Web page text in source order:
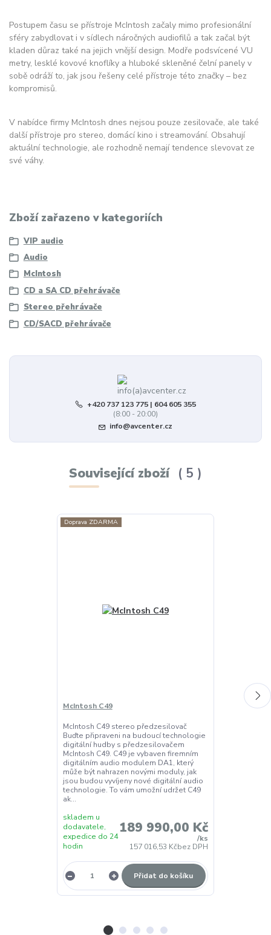
Postupem času se přístroje McIntosh začaly mimo profesionální
sféry zabydlovat i v sídlech náročných audiofilů a tak začal být
kladen důraz také na jejich vnější design. Modře podsvícené VU
metry, lesklé kovové knoflíky a hluboké skleněné čelní panely v
sobě odráží to, jak jsou řešeny celé přístroje této značky – bez
kompromisů.
V nabídce firmy McIntosh dnes nejsou pouze zesilovače, ale také
další přístroje pro stereo, domácí kino i streamování. Obsahují
aktuální technologie, ale rozhodně nemají tendence slevovat ze
své váhy.
Zboží zařazeno v kategoriích
VIP audio
Audio
McIntosh
CD a SA CD přehrávače
Stereo přehrávače
CD/SACD přehrávače
+420 737 123 775 | 604 605 355
(8:00 - 20:00)
info@avcenter.cz
Související zboží 5
Doprava ZDARMA
McIntosh C49
McIntosh C49 stereo předzesilovač
Buďte připraveni na budoucí technologie
digitální hudby s předzesilovačem
McIntosh C49. C49 je vybaven firemním
digitálním audio modulem DA1, který
může být nahrazen novými moduly, jak
jsou budou vyvíjeny nové digitální audio
technologie. To vám umožní udržet C49
ak...
189 990,00 Kč
/ks
157 016,53 Kčbez DPH
skladem u
dodavatele,
expedice do 24
hodin
Přidat do košíku
McIntosh